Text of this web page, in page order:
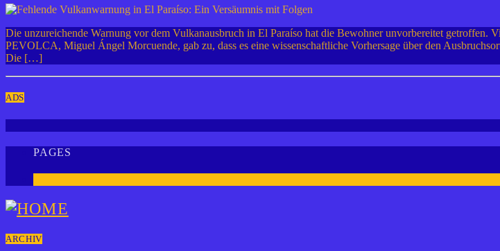
Die unzureichende Warnung vor dem Vulkanausbruch in El Paraíso hat die Bewohner unvorbereitet getroffen.
PEVOLCA, Miguel Ángel Morcuende, gab zu, dass es eine wissenschaftliche Vorhersage über den
Die […]
ADS
PAGES
ARCHIV